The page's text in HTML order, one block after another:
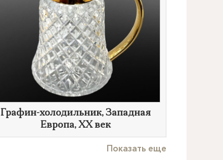
Графин-холодильник, Западная
Европа, XX век
Показать еще